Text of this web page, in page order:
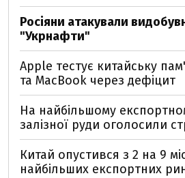
Росіяни атакували
"Укрнафти"
Apple тестує китайську
та MacBook через дефіцит
На найбільшому
залізної руди оголосили
Китай опустився з 2 на 9
найбільших експортних